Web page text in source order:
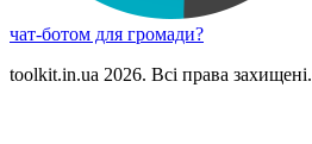
чат-ботом для громади?
toolkit.in.ua 2026. Всі права захищені.